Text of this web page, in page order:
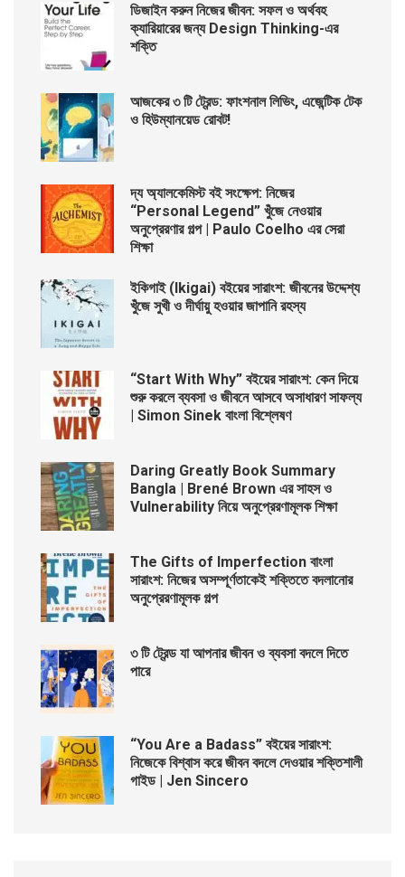
ডিজাইন করুন নিজের জীবন: সফল ও অর্থবহ
ক্যারিয়ারের জন্য Design Thinking-এর
শক্তি
আজকের ৩ টি ট্রেন্ড: ফাংশনাল লিভিং, এজেন্টিক টেক
ও হিউম্যানয়েড রোবট!
দ্য অ্যালকেমিস্ট বই সংক্ষেপ: নিজের
“Personal Legend” খুঁজে নেওয়ার
অনুপ্রেরণার গল্প | Paulo Coelho এর সেরা
শিক্ষা
ইকিগাই (Ikigai) বইয়ের সারাংশ: জীবনের উদ্দেশ্য
খুঁজে সুখী ও দীর্ঘায়ু হওয়ার জাপানি রহস্য
“Start With Why” বইয়ের সারাংশ: কেন দিয়ে
শুরু করলে ব্যবসা ও জীবনে আসবে অসাধারণ সাফল্য
| Simon Sinek বাংলা বিশ্লেষণ
Daring Greatly Book Summary
Bangla | Brené Brown এর সাহস ও
Vulnerability নিয়ে অনুপ্রেরণামূলক শিক্ষা
The Gifts of Imperfection বাংলা
সারাংশ: নিজের অসম্পূর্ণতাকেই শক্তিতে বদলানোর
অনুপ্রেরণামূলক গল্প
৩ টি ট্রেন্ড যা আপনার জীবন ও ব্যবসা বদলে দিতে
পারে
“You Are a Badass” বইয়ের সারাংশ:
নিজেকে বিশ্বাস করে জীবন বদলে দেওয়ার শক্তিশালী
গাইড | Jen Sincero